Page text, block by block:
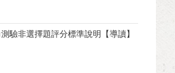
驗非選擇題評分標準說明【導讀】